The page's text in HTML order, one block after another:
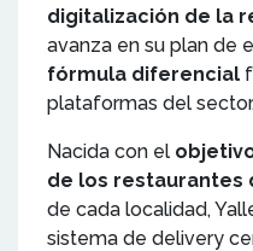
digitalización de la
avanza en su plan de
fórmula diferencial
plataformas del
Nacida con el
de los restaurantes
de cada localidad,
sistema de delivery